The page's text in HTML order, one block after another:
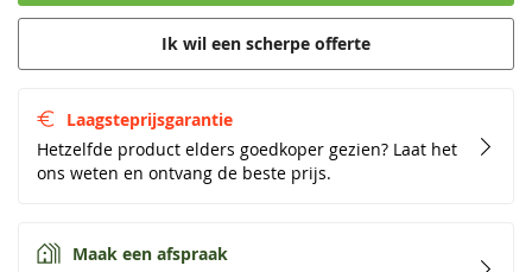
Laagsteprijsgarantie
Hetzelfde product elders goedkoper gezien? Laat het
ons weten en ontvang de beste prijs.
Maak een afspraak
Ik wil een scherpe offerte